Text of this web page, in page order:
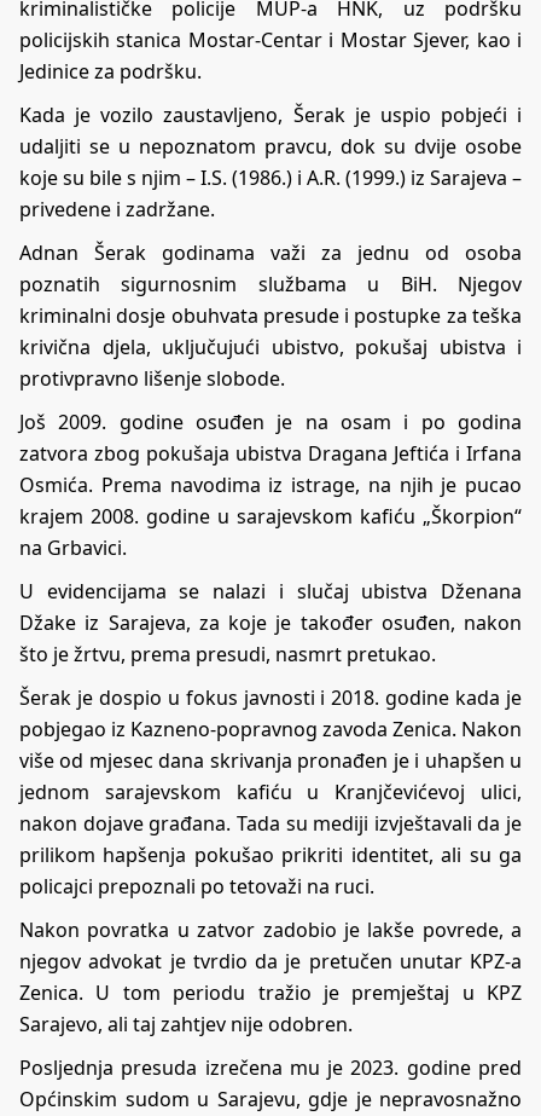
kriminalističke policije MUP-a HNK, uz podršku
policijskih stanica Mostar-Centar i Mostar Sjever, kao i
Jedinice za podršku.
Kada je vozilo zaustavljeno, Šerak je uspio pobjeći i
udaljiti se u nepoznatom pravcu, dok su dvije osobe
koje su bile s njim – I.S. (1986.) i A.R. (1999.) iz Sarajeva –
privedene i zadržane.
Adnan Šerak godinama važi za jednu od osoba
poznatih sigurnosnim službama u BiH. Njegov
kriminalni dosje obuhvata presude i postupke za teška
krivična djela, uključujući ubistvo, pokušaj ubistva i
protivpravno lišenje slobode.
Još 2009. godine osuđen je na osam i po godina
zatvora zbog pokušaja ubistva Dragana Jeftića i Irfana
Osmića. Prema navodima iz istrage, na njih je pucao
krajem 2008. godine u sarajevskom kafiću „Škorpion“
na Grbavici.
U evidencijama se nalazi i slučaj ubistva Dženana
Džake iz Sarajeva, za koje je također osuđen, nakon
što je žrtvu, prema presudi, nasmrt pretukao.
Šerak je dospio u fokus javnosti i 2018. godine kada je
pobjegao iz Kazneno-popravnog zavoda Zenica. Nakon
više od mjesec dana skrivanja pronađen je i uhapšen u
jednom sarajevskom kafiću u Kranjčevićevoj ulici,
nakon dojave građana. Tada su mediji izvještavali da je
prilikom hapšenja pokušao prikriti identitet, ali su ga
policajci prepoznali po tetovaži na ruci.
Nakon povratka u zatvor zadobio je lakše povrede, a
njegov advokat je tvrdio da je pretučen unutar KPZ-a
Zenica. U tom periodu tražio je premještaj u KPZ
Sarajevo, ali taj zahtjev nije odobren.
Posljednja presuda izrečena mu je 2023. godine pred
Općinskim sudom u Sarajevu, gdje je nepravosnažno